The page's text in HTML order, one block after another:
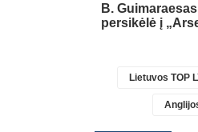
B.
persikėlė į
Lietuvos TOP